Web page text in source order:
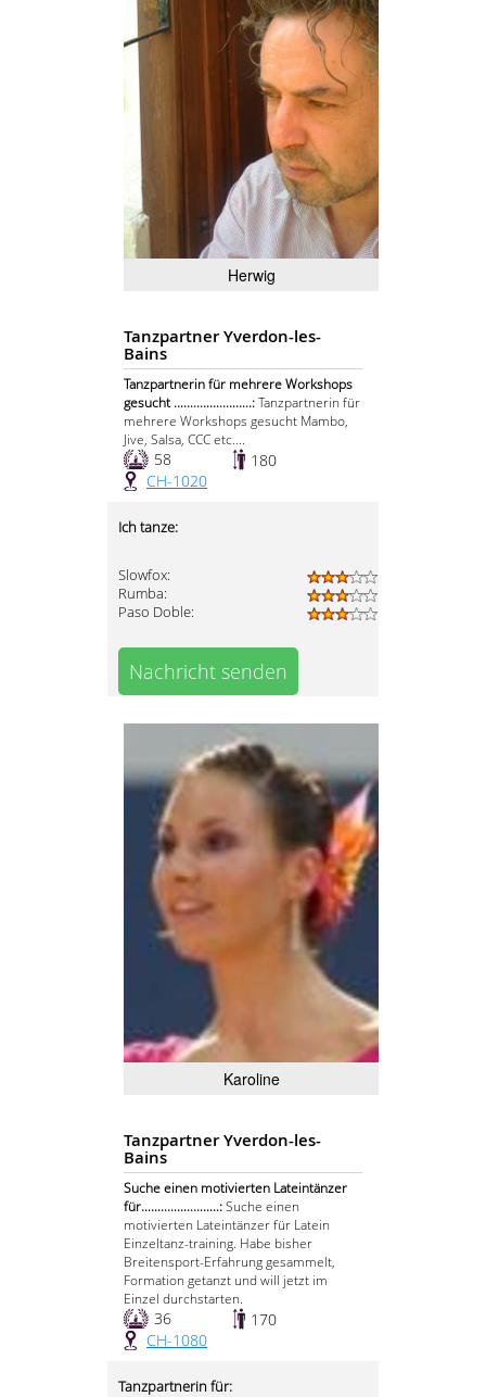
Herwig
Tanzpartner Yverdon-les-
Bains
Tanzpartnerin für mehrere Workshops
gesucht ........................:Tanzpartnerin für
mehrere Workshops gesucht Mambo,
Jive, Salsa, CCC etc....
58
180
CH-1020
Ich tanze:
Slowfox:
Rumba:
Paso Doble:
Nachricht senden
Karoline
Tanzpartner Yverdon-les-
Bains
Suche einen motivierten Lateintänzer
für........................:Suche einen
motivierten Lateintänzer für Latein
Einzeltanz-training. Habe bisher
Breitensport-Erfahrung gesammelt,
Formation getanzt und will jetzt im
Einzel durchstarten.
36
170
CH-1080
Tanzpartnerin für: